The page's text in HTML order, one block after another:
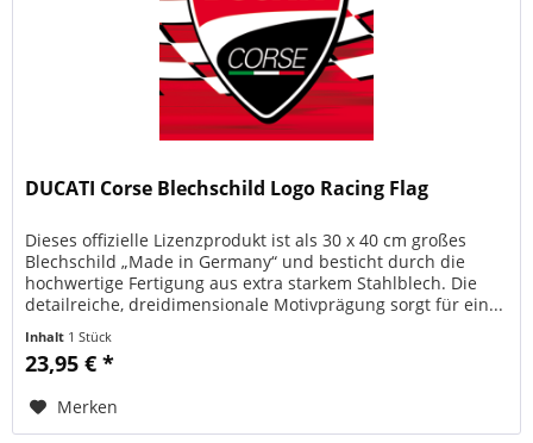
DUCATI Corse Blechschild Logo Racing Flag
Dieses offizielle Lizenzprodukt ist als 30 x 40 cm großes
Blechschild „Made in Germany“ und besticht durch die
hochwertige Fertigung aus extra starkem Stahlblech. Die
detailreiche, dreidimensionale Motivprägung sorgt für ein...
Inhalt 1 Stück
23,95 € *
Merken